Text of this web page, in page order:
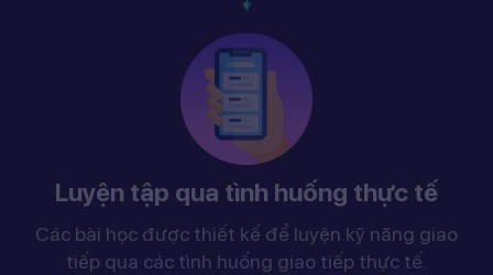
Luyện tập qua tình huống thực tế
Các bài học được thiết kế để luyện kỹ năng giao
tiếp qua các tình huống giao tiếp thực tế.